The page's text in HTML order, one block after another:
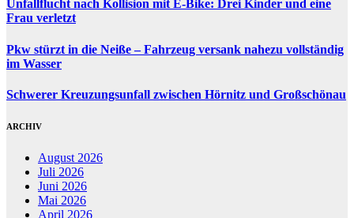
Unfallflucht nach Kollision mit E-Bike: Drei Kinder und eine
Frau verletzt
Pkw stürzt in die Neiße – Fahrzeug versank nahezu vollständig
im Wasser
Schwerer Kreuzungsunfall zwischen Hörnitz und Großschönau
ARCHIV
August 2026
Juli 2026
Juni 2026
Mai 2026
April 2026